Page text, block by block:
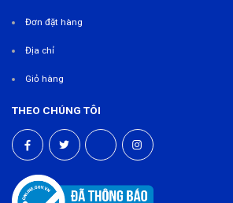
Đơn đặt hàng
Địa chỉ
Giỏ hàng
THEO CHÚNG TÔI